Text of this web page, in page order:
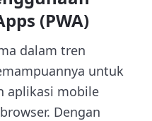
(PWA)
dalam tren
untuk
aplikasi mobile
Dengan